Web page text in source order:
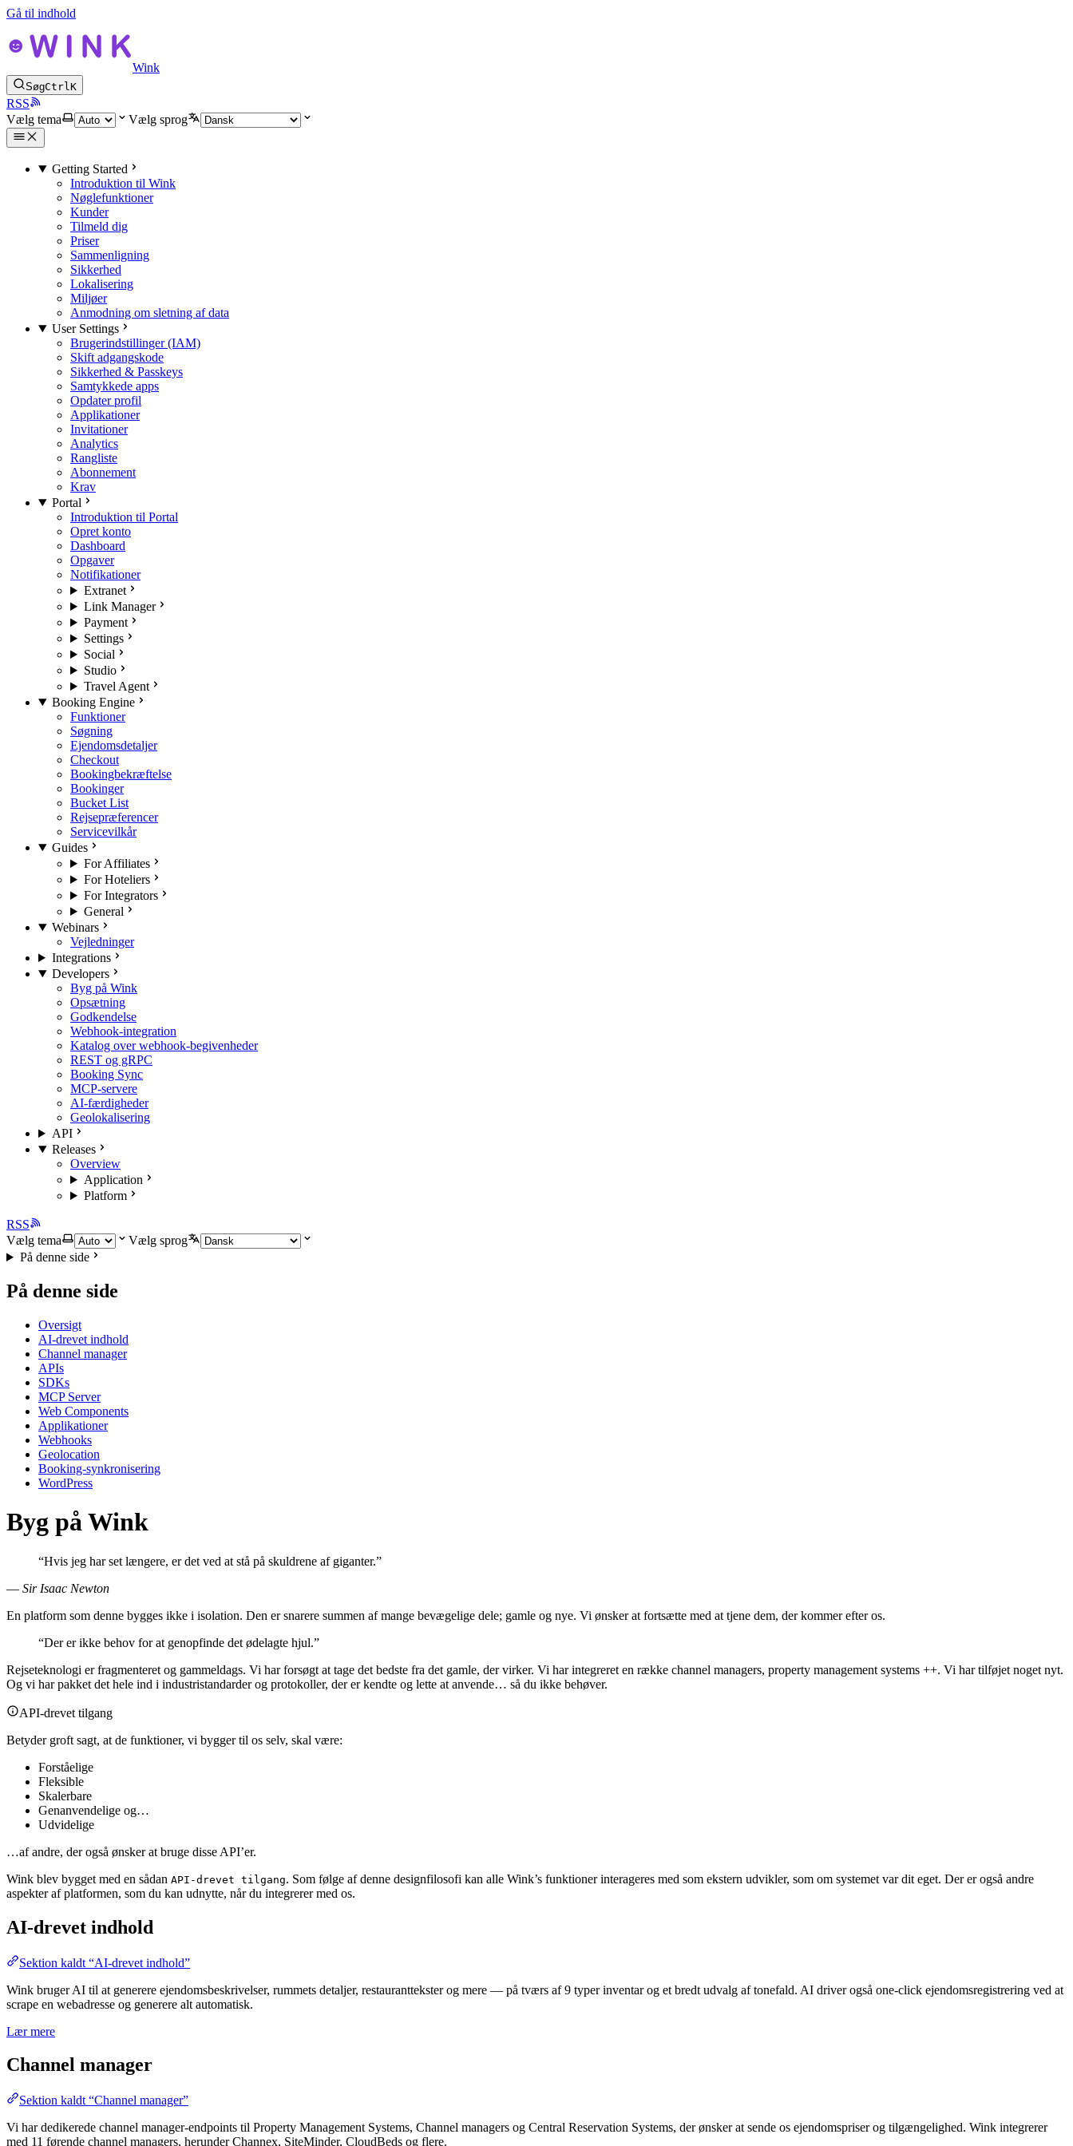
Gå til indhold
Wink
SøgCtrlK
RSS
Vælg tema
Vælg sprog
Getting Started
Introduktion til Wink
Nøglefunktioner
Kunder
Tilmeld dig
Priser
Sammenligning
Sikkerhed
Lokalisering
Miljøer
Anmodning om sletning af data
User Settings
Brugerindstillinger (IAM)
Skift adgangskode
Sikkerhed & Passkeys
Samtykkede apps
Opdater profil
Applikationer
Invitationer
Analytics
Rangliste
Abonnement
Krav
Portal
Introduktion til Portal
Opret konto
Dashboard
Opgaver
Notifikationer
Extranet
Link Manager
Payment
Settings
Social
Studio
Travel Agent
Booking Engine
Funktioner
Søgning
Ejendomsdetaljer
Checkout
Bookingbekræftelse
Bookinger
Bucket List
Rejsepræferencer
Servicevilkår
Guides
For Affiliates
For Hoteliers
For Integrators
General
Webinars
Vejledninger
Integrations
Developers
Byg på Wink
Opsætning
Godkendelse
Webhook-integration
Katalog over webhook-begivenheder
REST og gRPC
Booking Sync
MCP-servere
AI-færdigheder
Geolokalisering
API
Releases
Overview
Application
Platform
RSS
Vælg tema
Vælg sprog
På denne side
På denne side
Oversigt
AI-drevet indhold
Channel manager
APIs
SDKs
MCP Server
Web Components
Applikationer
Webhooks
Geolocation
Booking-synkronisering
WordPress
Byg på Wink
“Hvis jeg har set længere, er det ved at stå på skuldrene af giganter.”
— Sir Isaac Newton
En platform som denne bygges ikke i isolation. Den er snarere summen af mange bevægelige dele; gamle og nye. Vi ønsker at fortsætte med at tjene dem, der kommer efter os.
“Der er ikke behov for at genopfinde det ødelagte hjul.”
Rejseteknologi er fragmenteret og gammeldags. Vi har forsøgt at tage det bedste fra det gamle, der virker. Vi har integreret en række channel managers, property management systems ++. Vi har tilføjet noget nyt.
Og vi har pakket det hele ind i industristandarder og protokoller, der er kendte og lette at anvende… så du ikke behøver.
API-drevet tilgang
Betyder groft sagt, at de funktioner, vi bygger til os selv, skal være:
Forståelige
Fleksible
Skalerbare
Genanvendelige og…
Udvidelige
…af andre, der også ønsker at bruge disse API’er.
Wink blev bygget med en sådan API-drevet tilgang. Som følge af denne designfilosofi kan alle Wink’s funktioner interageres med som ekstern udvikler, som om systemet var dit eget. Der er også andre
aspekter af platformen, som du kan udnytte, når du integrerer med os.
AI-drevet indhold
Sektion kaldt “AI-drevet indhold”
Wink bruger AI til at generere ejendomsbeskrivelser, rummets detaljer, restauranttekster og mere — på tværs af 9 typer inventar og et bredt udvalg af tonefald. AI driver også one-click ejendomsregistrering ved at
scrape en webadresse og generere alt automatisk.
Lær mere
Channel manager
Sektion kaldt “Channel manager”
Vi har dedikerede channel manager-endpoints til Property Management Systems, Channel managers og Central Reservation Systems, der ønsker at sende os ejendomspriser og tilgængelighed. Wink integrerer
med 11 førende channel managers, herunder Channex, SiteMinder, CloudBeds og flere.